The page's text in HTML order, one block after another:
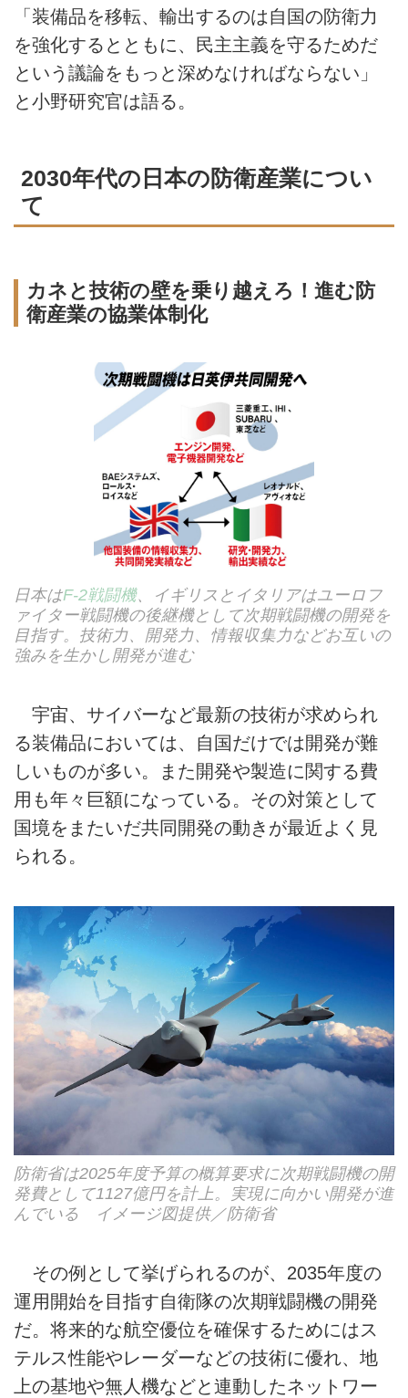
「装備品を移転、輸出するのは自国の防衛力
を強化するとともに、民主主義を守るためだ
という議論をもっと深めなければならない」
と小野研究官は語る。
2030年代の日本の防衛産業につい
て
カネと技術の壁を乗り越えろ！進む防
衛産業の協業体制化
日本はF-2戦闘機、イギリスとイタリアはユーロフ
ァイター戦闘機の後継機として次期戦闘機の開発を
目指す。技術力、開発力、情報収集力などお互いの
強みを生かし開発が進む
宇宙、サイバーなど最新の技術が求められ
る装備品においては、自国だけでは開発が難
しいものが多い。また開発や製造に関する費
用も年々巨額になっている。その対策として
国境をまたいだ共同開発の動きが最近よく見
られる。
防衛省は2025年度予算の概算要求に次期戦闘機の開
発費として1127億円を計上。実現に向かい開発が進
んでいる イメージ図提供／防衛省
その例として挙げられるのが、2035年度の
運用開始を目指す自衛隊の次期戦闘機の開発
だ。将来的な航空優位を確保するためにはス
テルス性能やレーダーなどの技術に優れ、地
上の基地や無人機などと連動したネットワー